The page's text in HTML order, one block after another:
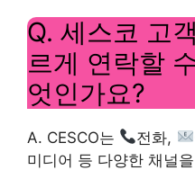
Q. 세스코 고
르게 연락할
엇인가요?
A. CESCO는 전화,
미디어 등 다양한 채널